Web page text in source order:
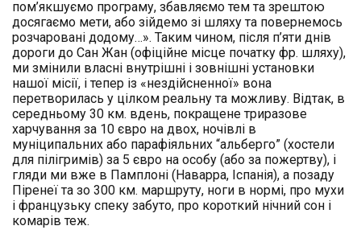
пом’якшуємо програму, збавляємо тем та зрештою
досягаємо мети, або зійдемо зі шляху та повернемось
розчаровані додому…». Таким чином, після п’яти днів
дороги до Сан Жан (офіційне місце початку фр. шляху),
ми змінили власні внутрішні і зовнішні установки
нашої місії, і тепер із «нездійсненної» вона
перетворилась у цілком реальну та можливу. Відтак, в
середньому 30 км. вдень, покращене триразове
харчування за 10 євро на двох, ночівлі в
муніципальних або парафіяльних “альберго” (хостели
для пілігримів) за 5 євро на особу (або за пожертву), і
гляди ми вже в Памплоні (Наварра, Іспанія), а позаду
Піренеї та зо 300 км. маршруту, ноги в нормі, про мухи
і французьку спеку забуто, про короткий нічний сон і
комарів теж.